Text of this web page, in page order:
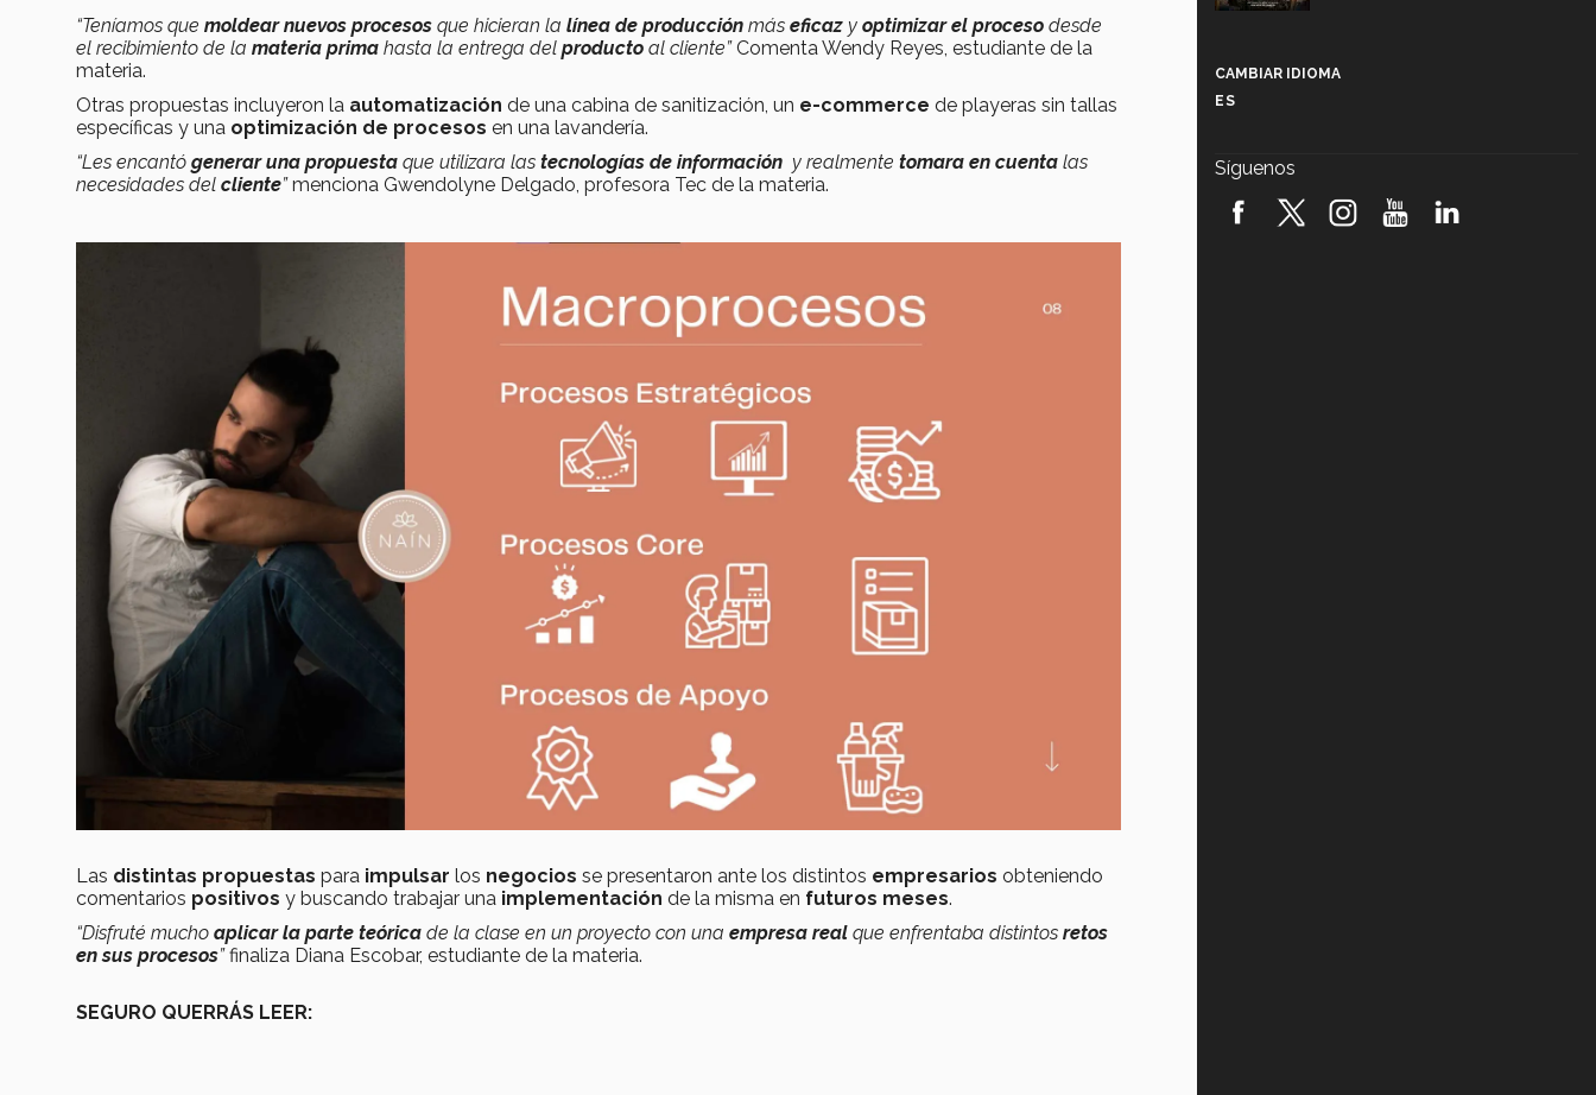
“Teníamos que moldear nuevos procesos que hicieran la línea de producción más eficaz y optimizar el proceso desde
el recibimiento de la materia prima hasta la entrega del producto al cliente”Comenta Wendy Reyes, estudiante de la
materia.
Otras propuestas incluyeron la automatización de una cabina de sanitización, un e-commerce de playeras sin tallas
específicas y una optimización de procesos en una lavandería.
“Les encantó generar una propuesta que utilizara las tecnologías de información y realmente tomara en cuenta las
necesidades del cliente”menciona Gwendolyne Delgado, profesora Tec de la materia.
Las distintas propuestas para impulsar los negocios se presentaron ante los distintos empresarios obteniendo
comentarios positivos y buscando trabajar una implementación de la misma en futuros meses.
“Disfruté mucho aplicar la parte teórica de la clase en un proyecto con una empresa real que enfrentaba distintos retos
en sus procesos”finaliza Diana Escobar, estudiante de la materia.
SEGURO QUERRÁS LEER:
robótica FIRST 2026! (video)
CAMBIAR IDIOMA
ES
Síguenos